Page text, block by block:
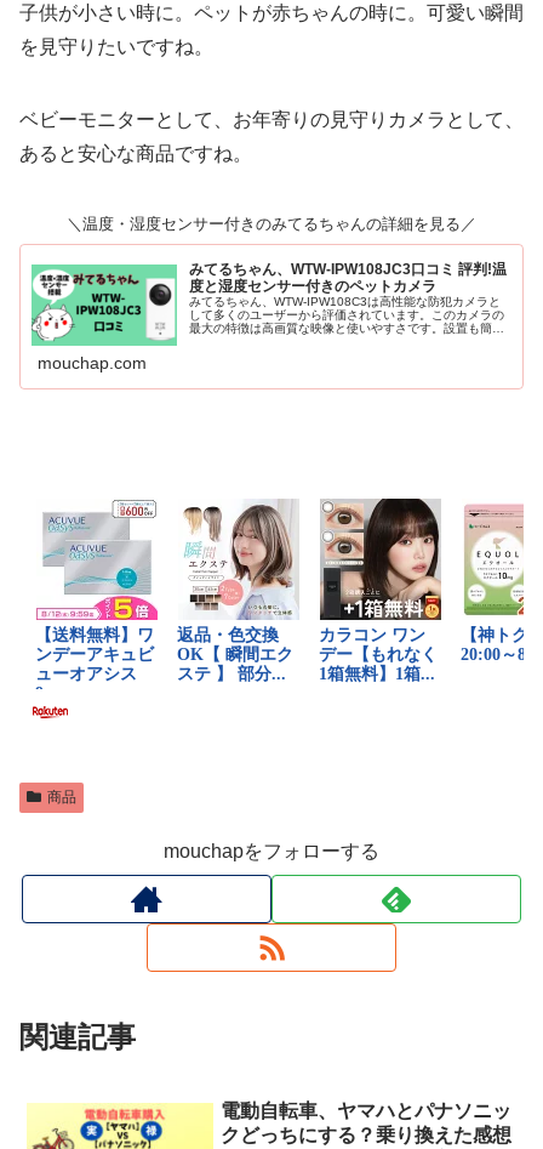
子供が小さい時に。ペットが赤ちゃんの時に。可愛い瞬間
を見守りたいですね。
ベビーモニターとして、お年寄りの見守りカメラとして、
あると安心な商品ですね。
＼温度・湿度センサー付きのみてるちゃんの詳細を見る／
みてるちゃん、WTW-IPW108JC3口コミ 評判!温
度と湿度センサー付きのペットカメラ
みてるちゃん、WTW-IPW108C3は高性能な防犯カメラと
して多くのユーザーから評価されています。このカメラの
最大の特徴は高画質な映像と使いやすさです。設置も簡単
mouchap.com
商品
mouchapをフォローする
関連記事
電動自転車、ヤマハとパナソニッ
クどっちにする？乗り換えた感想